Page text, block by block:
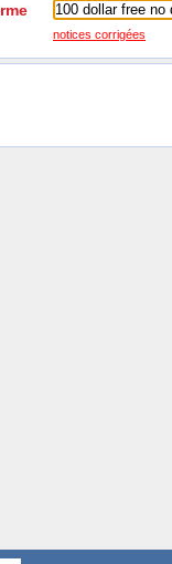
notices corrigées